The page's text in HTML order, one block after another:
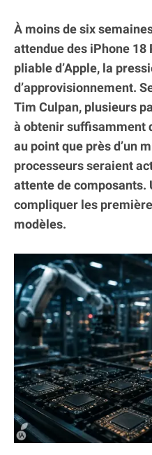
À moins de six
attendue des iPhone
pliable d’Apple, la
d’approvisionnement.
Tim Culpan, plusieurs
à obtenir suffisamment
au point que près d’un
processeurs seraient
attente de
compliquer les
modèles.